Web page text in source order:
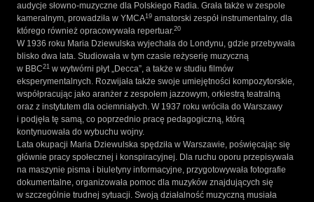
audycje słowno-muzyczne dla Polskiego Radia. Grała także w zespole
kameralnym, prowadziła w YMCA19 amatorski zespół instrumentalny, dla
którego również opracowywała repertuar.20
W 1936 roku Maria Dziewulska wyjechała do Londynu, gdzie przebywała
blisko dwa lata. Studiowała w tym czasie reżyserię muzyczną
w BBC21 w wytwórni płyt „Decca”, a także w studiu filmów
eksperymentalnych. Rozwijała także swoje umiejętności kompozytorskie,
współpracując jako aranżer z zespołem jazzowym, orkiestrą teatralną
oraz z instytutem dla ociemniałych. W 1937 roku wróciła do Warszawy
i podjęła tę samą, co poprzednio pracę pedagogiczną, którą
kontynuowała do wybuchu wojny.
Lata okupacji Maria Dziewulska spędziła w Warszawie, poświęcając się
głównie pracy społecznej i konspiracyjnej. Dla ruchu oporu przepisywała
na maszynie pisma i biuletyny informacyjne, przygotowywała fotografie
dokumentalne, organizowała pomoc dla muzyków znajdujących się
w szczególnie trudnej sytuacji. Swoją działalność muzyczną musiała